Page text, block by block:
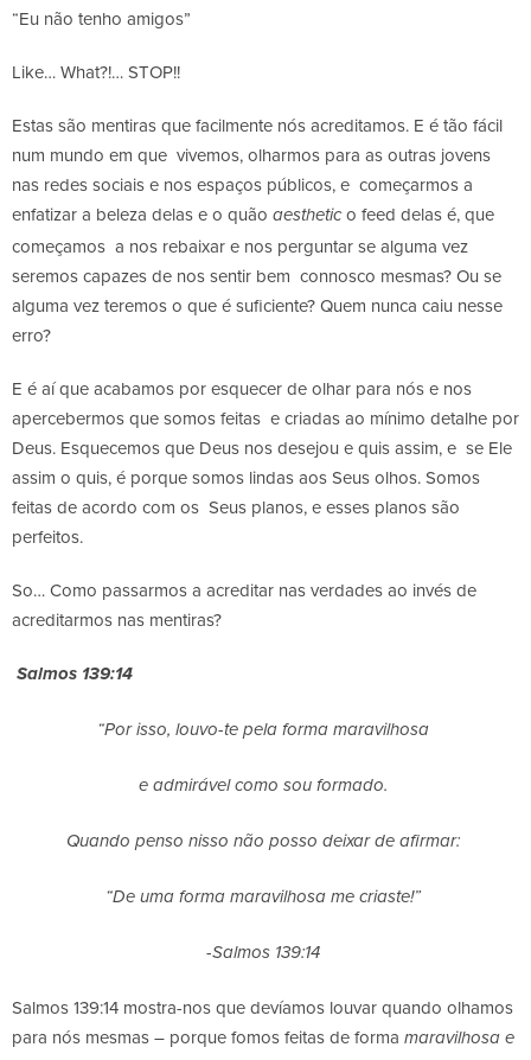
“Eu não tenho amigos”
Like… What?!… STOP!!
Estas são mentiras que facilmente nós acreditamos. E é tão fácil
num mundo em que vivemos, olharmos para as outras jovens
nas redes sociais e nos espaços públicos, e começarmos a
enfatizar a beleza delas e o quão aesthetico feed delas é, que
começamos a nos rebaixar e nos perguntar se alguma vez
seremos capazes de nos sentir bem connosco mesmas? Ou se
alguma vez teremos o que é suficiente? Quem nunca caiu nesse
erro?
E é aí que acabamos por esquecer de olhar para nós e nos
apercebermos que somos feitas e criadas ao mínimo detalhe por
Deus. Esquecemos que Deus nos desejou e quis assim, e se Ele
assim o quis, é porque somos lindas aos Seus olhos. Somos
feitas de acordo com os Seus planos, e esses planos são
perfeitos.
So… Como passarmos a acreditar nas verdades ao invés de
acreditarmos nas mentiras?
Salmos 139:14
“Por isso, louvo-te pela forma maravilhosa
e admirável como sou formado.
Quando penso nisso não posso deixar de afirmar:
“De uma forma maravilhosa me criaste!”
-Salmos 139:14
Salmos 139:14 mostra-nos que devíamos louvar quando olhamos
para nós mesmas – porque fomos feitas de forma maravilhosa e